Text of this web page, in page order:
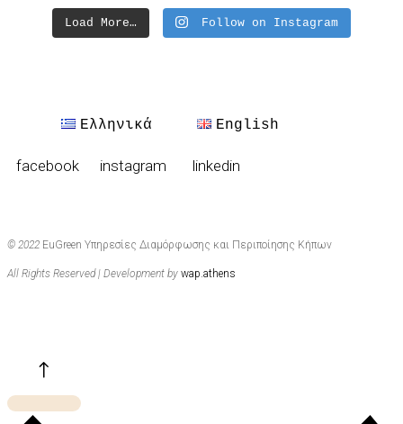
Load More… Follow on Instagram
Ελληνικά English
facebook instagram linkedin
© 2022 EuGreen Υπηρεσίες Διαμόρφωσης και Περιποίησης Κήπων
All Rights Reserved | Development by wap.athens